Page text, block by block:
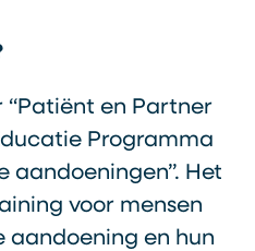
“Patiënt en Partner
Programma
aandoeningen”. Het
voor mensen
aandoening en hun